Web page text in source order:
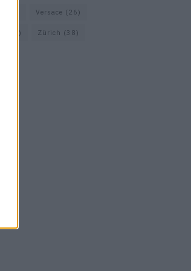
Versace (26)
(18) Zürich (38)